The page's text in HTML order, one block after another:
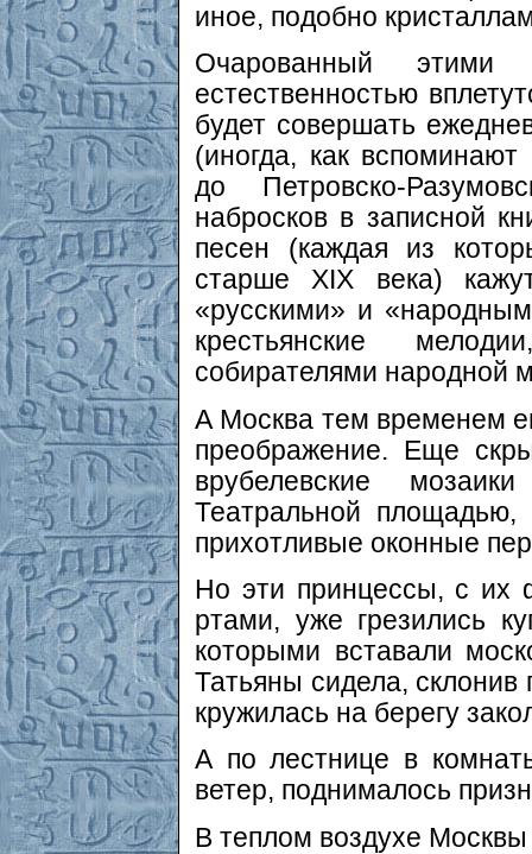
иное, подобно
Очарованный
естественностью
будет совершать
(иногда, как
до Петровско-
набросков в записной
песен (каждая из
старше XIX века)
«русскими» и
крестьянские
собирателями народной
А Москва тем временем
преображение. Еще
врубелевские
Театральной
прихотливые оконные
Но эти принцессы, с их
ртами, уже грезились
которыми вставали
Татьяны сидела, склонив
кружилась на берегу
А по лестнице в
ветер, поднималось
В теплом воздухе